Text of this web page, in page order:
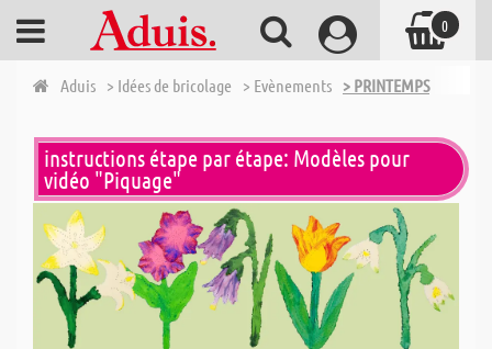
Aduis > Idées de bricolage > Evènements > PRINTEMPS
instructions étape par étape: Modèles pour
vidéo "Piquage"
0